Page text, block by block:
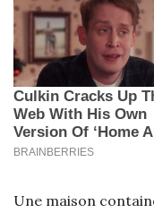
Une maison